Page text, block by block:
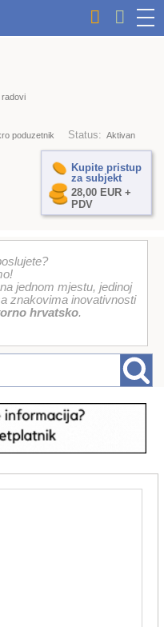
poduzetnik Status: Aktivan
Kupite pristup
za subjekt
28,00 EUR +
PDV
jednom mjestu, jedinoj
znakovima inovativnosti
hrvatsko.